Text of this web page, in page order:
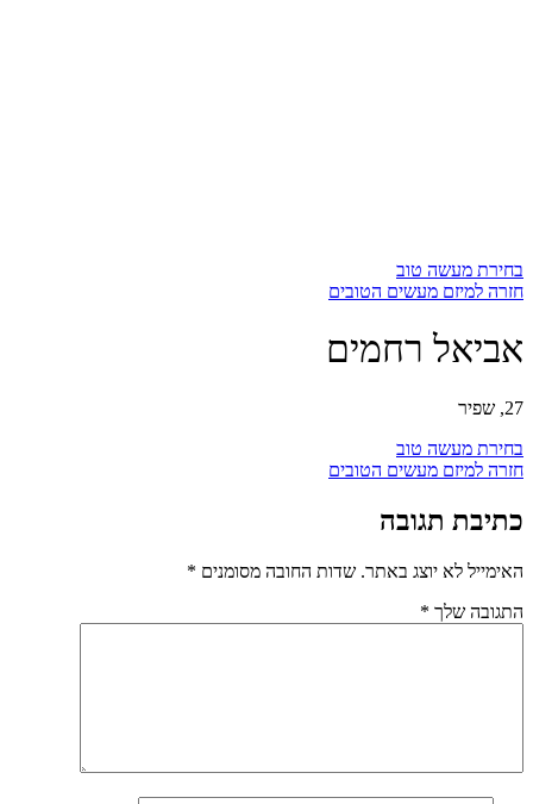
בחירת מעשה טוב
חזרה למיזם מעשים הטובים
אביאל רחמים
27, שפיר
בחירת מעשה טוב
חזרה למיזם מעשים הטובים
כתיבת תגובה
האימייל לא יוצג באתר. שדות החובה מסומנים *
התגובה שלך *